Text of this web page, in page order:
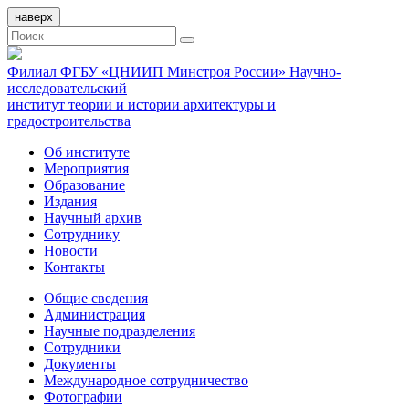
наверх
Филиал ФГБУ «ЦНИИП Минстроя России» Научно-
исследовательский
институт теории и истории архитектуры и
градостроительства
Об институте
Мероприятия
Образование
Издания
Научный архив
Сотруднику
Новости
Контакты
Общие сведения
Администрация
Научные подразделения
Сотрудники
Документы
Международное сотрудничество
Фотографии